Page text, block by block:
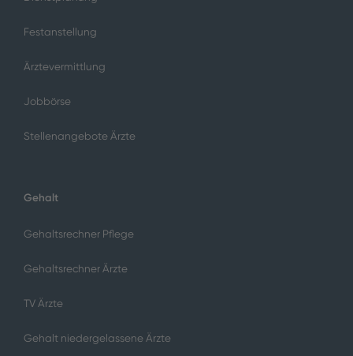
Festanstellung
Ärztevermittlung
Jobbörse
Stellenangebote Ärzte
Gehalt
Gehaltsrechner Pflege
Gehaltsrechner Ärzte
TV Ärzte
Gehalt niedergelassene Ärzte